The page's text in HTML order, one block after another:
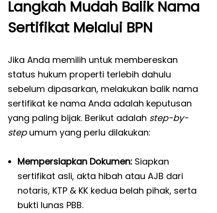
Langkah Mudah Balik Nama
Sertifikat Melalui BPN
Jika Anda memilih untuk membereskan
status hukum properti terlebih dahulu
sebelum dipasarkan, melakukan balik nama
sertifikat ke nama Anda adalah keputusan
yang paling bijak. Berikut adalah step-by-
stepumum yang perlu dilakukan:
Mempersiapkan Dokumen: Siapkan
sertifikat asli, akta hibah atau AJB dari
notaris, KTP & KK kedua belah pihak, serta
bukti lunas PBB.